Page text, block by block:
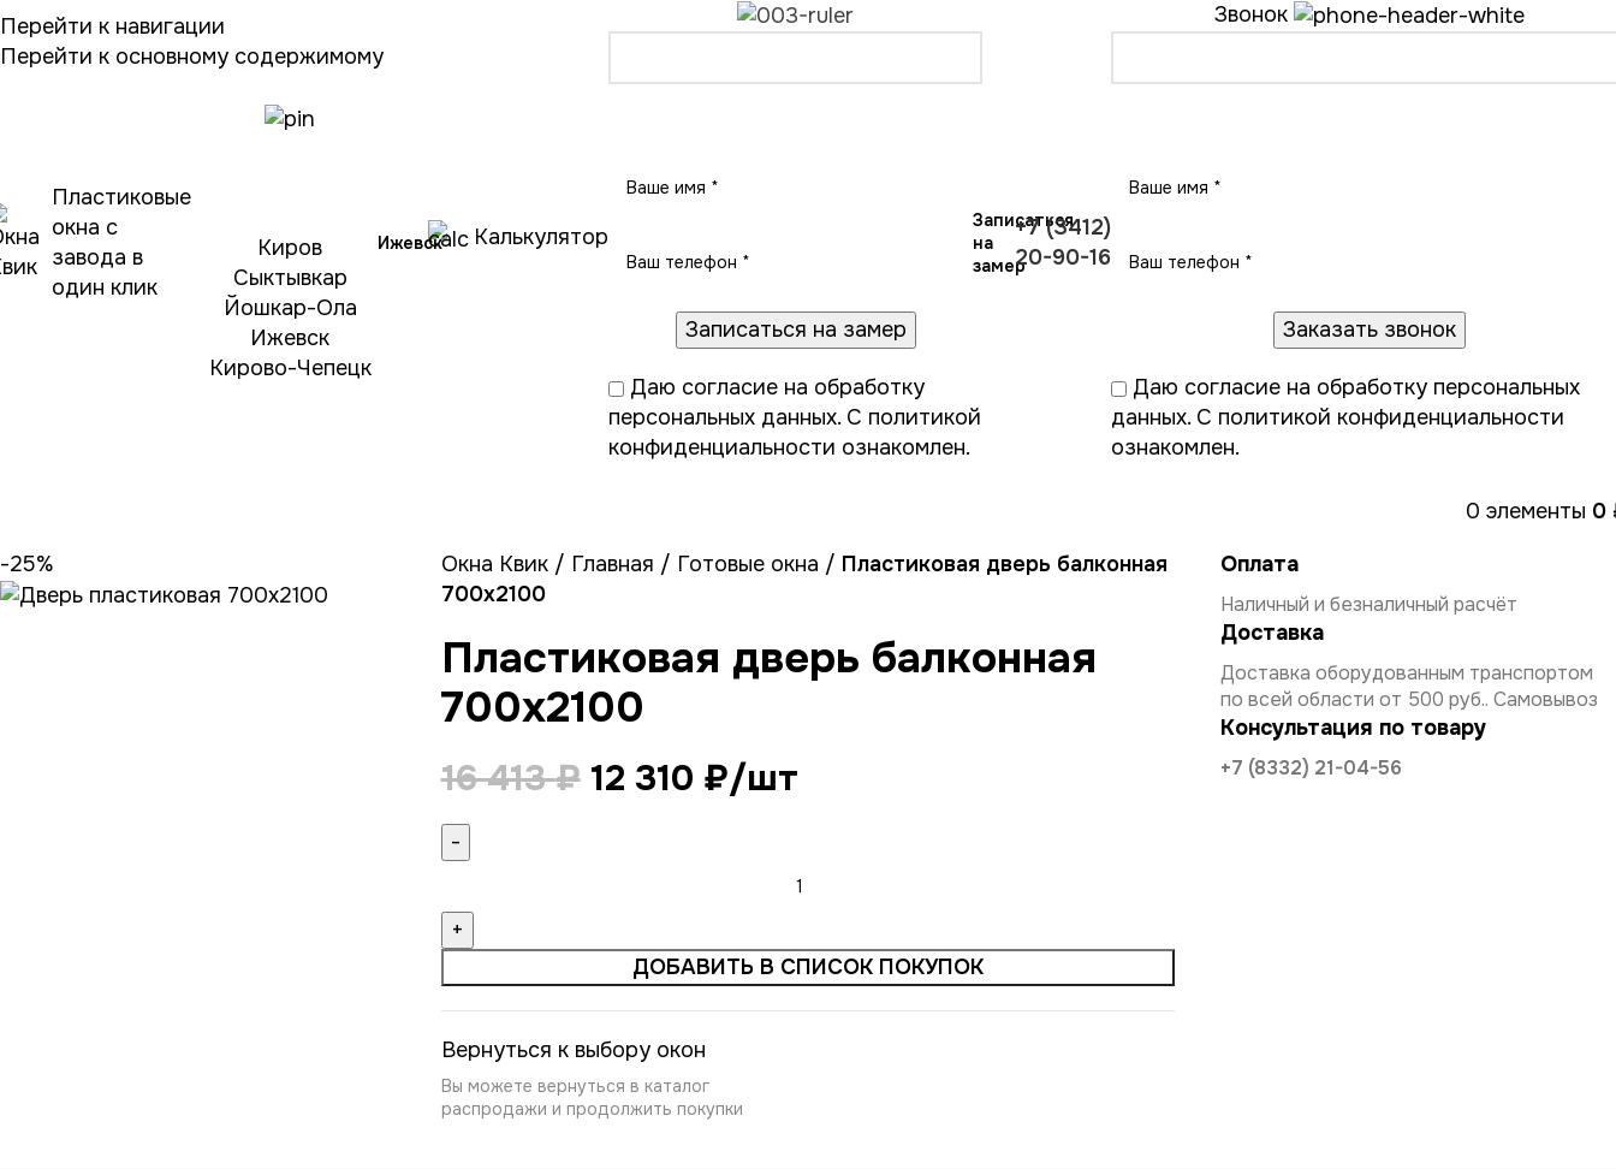
Перейти к навигации
Перейти к основному содержимому
Пластиковые
окна с
завода в
один клик
Киров
Сыктывкар
Йошкар-Ола
Ижевск
Кирово-Чепецк
Ижевск Калькулятор
Даю согласие на обработку
персональных данных. С политикой
конфиденциальности ознакомлен.
Записаться
на
замер
+7 (3412)
20-90-16
Звонок
Даю согласие на обработку персональных
данных. С политикой конфиденциальности
ознакомлен.
0 элементы 0
-25%
Окна Квик/ Главная / Готовые окна / Пластиковая дверь балконная
700х2100
Пластиковая дверь балконная
700х2100
16 413₽ 12 310 ₽/шт
ДОБАВИТЬ В СПИСОК ПОКУПОК
Вернуться к выбору окон
Вы можете вернуться в каталог
распродажи и продолжить покупки
Оплата
Наличный и безналичный расчёт
Доставка
Доставка оборудованным транспортом
по всей области от 500 руб.. Самовывоз
Консультация по товару
+7 (8332) 21-04-56